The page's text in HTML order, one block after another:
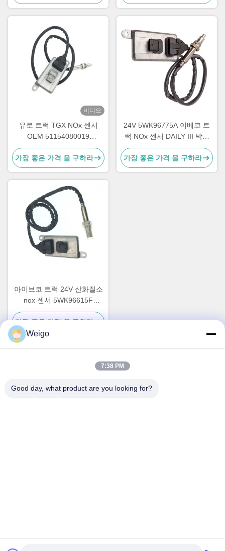
비디오
유로 트럭 TGX NOx 센서
OEM 51154080019
5WK96790B
가장 좋은 가격 을 구하라
24V 5WK96775A 이베코 트
럭 NOx 센서 DAILY III 박스
바디 5801754014
가장 좋은 가격 을 구하라
아이브코 트럭 24V 산화질소
nox 센서 5WK96615F
5801754015
가장 좋은 가격 을 구하라
체. 저작권 © 2022-2026 Ruian wego auto parts co.,ltd 모두 모든
Weigo
7:38 PM
Good day, what product are you looking for?